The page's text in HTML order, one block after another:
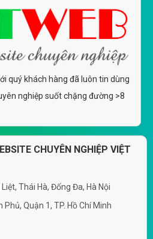
quý khách hàng đã luôn tin dùng
nghiệp suốt chặng đường >8
CHUYÊN NGHIỆP VIỆT
Thái Hà, Đống Đa, Hà Nội
Quận 1, TP. Hồ Chí Minh